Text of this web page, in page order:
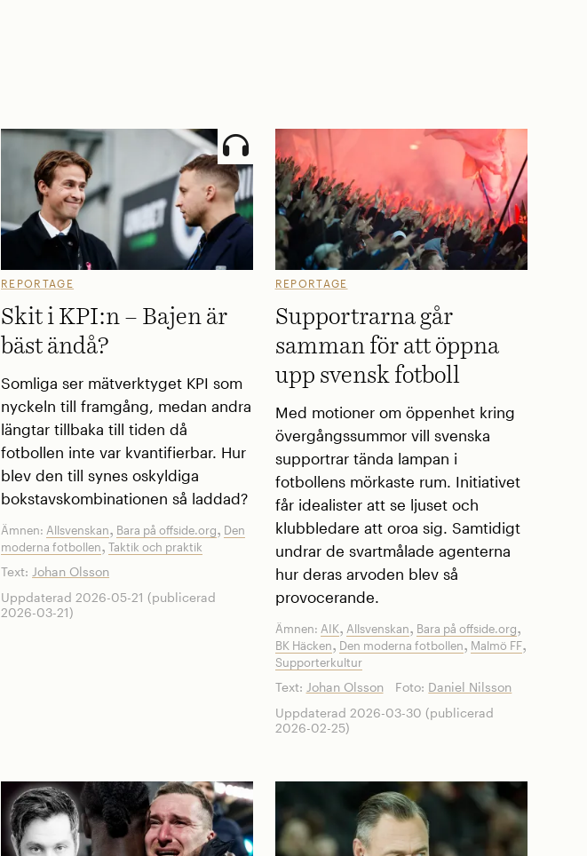
REPORTAGE
Skit i KPI:n – Bajen är
bäst ändå?
Somliga ser mätverktyget KPI som
nyckeln till framgång, medan andra
längtar tillbaka till tiden då
fotbollen inte var kvantifierbar. Hur
blev den till synes oskyldiga
bokstavskombinationen så laddad?
Ämnen: Allsvenskan, Bara på offside.org, Den
moderna fotbollen,Taktik och praktik
Text: Johan Olsson
Uppdaterad 2026-05-21 (publicerad
2026-03-21)
REPORTAGE
Supportrarna går
samman för att öppna
upp svensk fotboll
Med motioner om öppenhet kring
övergångssummor vill svenska
supportrar tända lampan i
fotbollens mörkaste rum. Initiativet
får idealister att se ljuset och
klubbledare att oroa sig. Samtidigt
undrar de svartmålade agenterna
hur deras arvoden blev så
provocerande.
Ämnen: AIK, Allsvenskan, Bara på offside.org,
BK Häcken, Den moderna fotbollen, Malmö FF,
Supporterkultur
Text: Johan Olsson Foto: Daniel Nilsson
Uppdaterad 2026-03-30 (publicerad
2026-02-25)